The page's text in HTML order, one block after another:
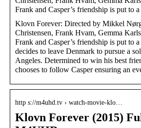
Frank and Casper’s friendship is put to
Klovn Forever: Directed by Mikkel
Christensen, Frank Hvam, Gemma
Frank and Casper’s friendship is put to
decides to leave Denmark to pursue a
Angeles. Determined to win his best
chooses to follow Casper ensuring an
http s://m4uhd.tv › watch-movie-klo…
Klovn Forever (2015)